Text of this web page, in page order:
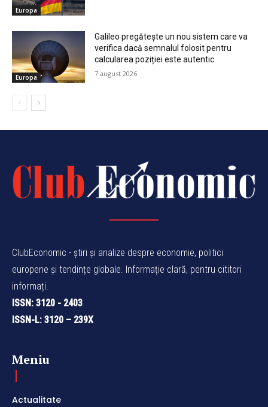
Europa
Europa
Galileo pregătește un nou sistem care va
verifica dacă semnalul folosit pentru
calcularea poziției este autentic
7 august 2026
ClubEconomic - știri și analize despre economie, politici
europene și tendințe globale. Informație clară, pentru cititori
informați.
ISSN: 3120 - 2403
ISSN-L: 3120 – 239X
Meniu
Actualitate